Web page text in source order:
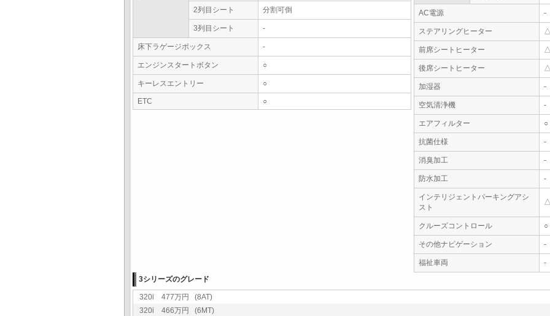
2列目シート 分割可倒
3列目シート -
床下ラゲージボックス -
エンジンスタートボタン ○
キーレスエントリー ○
ETC ○
AC電源 -
ステアリングヒーター △
前席シートヒーター △
後席シートヒーター △
加湿器 -
空気清浄機 -
エアフィルター ○
抗菌仕様 -
消臭加工 -
防水加工 -
インテリジェントパーキングアシ
スト
△
クルーズコントロール ○
その他ナビゲーション -
福祉車両
-
3シリーズのグレード
320i 477万円 (8AT)
320i 466万円 (6MT)